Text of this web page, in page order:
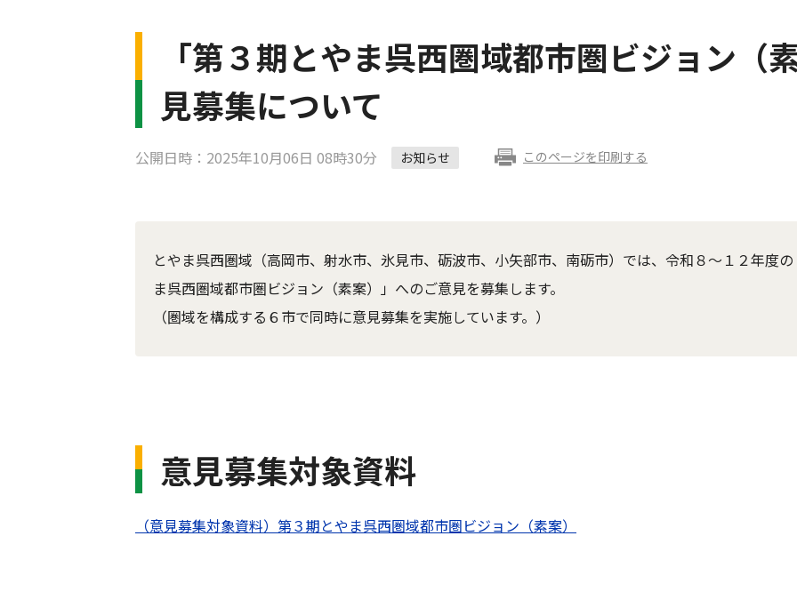
「第３期とやま呉西圏域都市圏ビジョン（
見募集について
公開日時：2025年10月06日 08時30分 お知らせ このページを印刷する
とやま呉西圏域（高岡市、射水市、氷見市、砺波市、小矢部市、南砺市）では、令和８～１２年度
ま呉西圏域都市圏ビジョン（素案）」へのご意見を募集します。
（圏域を構成する６市で同時に意見募集を実施しています。）
意見募集対象資料
（意見募集対象資料）第３期とやま呉西圏域都市圏ビジョン（素案）